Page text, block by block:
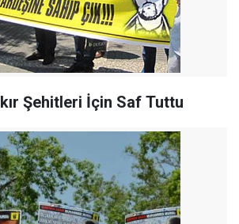
Şehitleri İçin Saf Tuttu